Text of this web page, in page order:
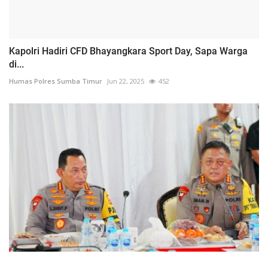
Kapolri Hadiri CFD Bhayangkara Sport Day, Sapa Warga
di...
Humas Polres Sumba Timur Jun 22, 2025 452